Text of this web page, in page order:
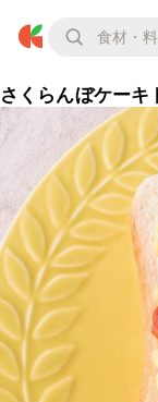
さくらんぼケーキ